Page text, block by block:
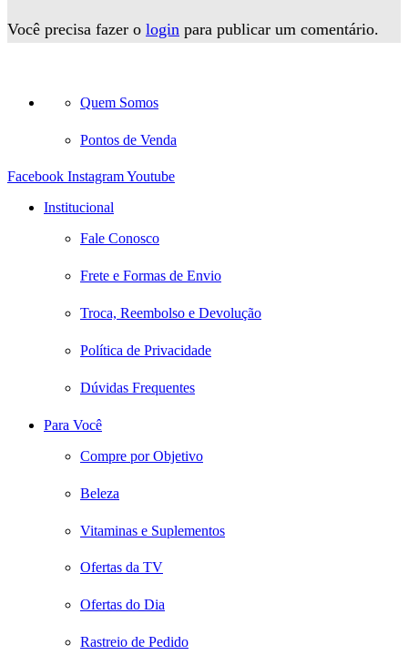
Você precisa fazer o login para publicar um comentário.
Quem Somos
Pontos de Venda
Facebook InstagramYoutube
Institucional
Fale Conosco
Frete e Formas de Envio
Troca, Reembolso e Devolução
Política de Privacidade
Dúvidas Frequentes
Para Você
Compre por Objetivo
Beleza
Vitaminas e Suplementos
Ofertas da TV
Ofertas do Dia
Rastreio de Pedido